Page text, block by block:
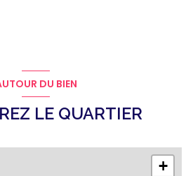
DU BIEN
LE QUARTIER
+